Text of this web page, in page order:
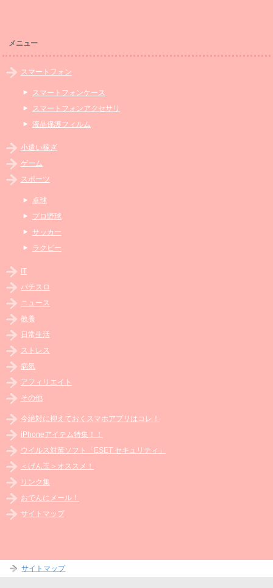
メニュー
スマートフォン
スマートフォンケース
スマートフォンアクセサリ
液晶保護フィルム
小遣い稼ぎ
ゲーム
スポーツ
卓球
プロ野球
サッカー
ラクビー
IT
パチスロ
ニュース
教養
日常生活
ストレス
病気
アフィリエイト
その他
今絶対に抑えておくスマホアプリはコレ！
iPhoneアイテム特集！！
ウイルス対策ソフト「ESET セキュリティ」
＜げん玉＞オススメ！
リンク集
おでんにメール！
サイトマップ
サイトマップ